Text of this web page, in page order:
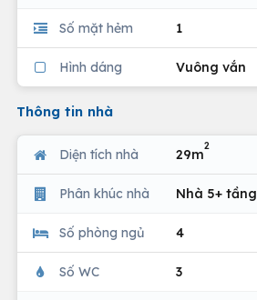
Số mặt hẻm 1
Hình dáng Vuông vắn
Thông tin nhà
Diện tích nhà 29m
2
Phân khúc nhà Nhà 5+ tầng
Số phòng ngủ 4
Số WC 3